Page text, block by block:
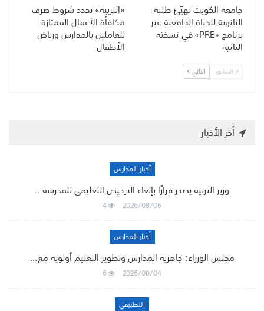
جامعة الكويت تهيّئ طلبة
الثانوية للحياة الجامعية عبر
برنامج «PRE» في نسخته
الثانية
«التربية» تحدد شروط صرف
مكافأة الأعمال الممتازة
للعاملين بالمدارس ورياض
الأطفال
السابق التالي
أخر الأخبار
أخبار المدارس
وزير التربية يصدر قرارًا بإلغاء الترخيص التعليمي للمدرسة…
2026/08/06
4
أخبار المدارس
مجلس الوزراء: جاهزية المدارس وتطوير التعليم أولوية مع…
2026/08/04
6
التطبيقي